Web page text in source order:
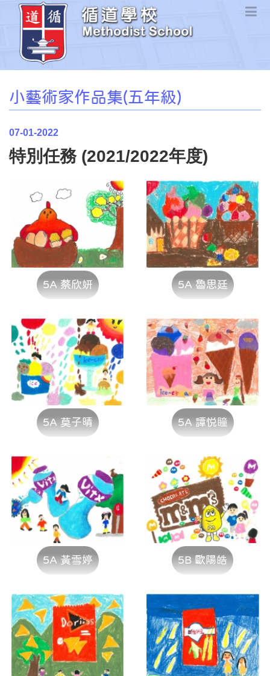
小藝術家作品集(五年級)
07-01-2022
特別任務 (2021/2022年度)
5A 蔡欣妍 5A 魯思廷
5A 莫子晴 5A 譚悦瞳
5A 黃雪婷 5B 歐陽皓